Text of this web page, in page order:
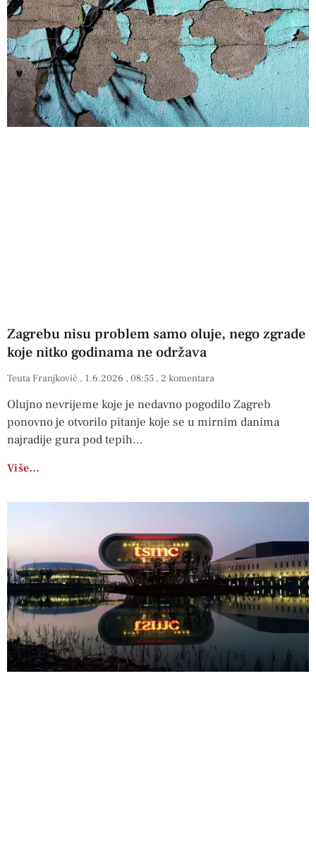
Zagrebu nisu problem samo oluje, nego zgrade
koje nitko godinama ne održava
Teuta Franjković 1.6.2026 08:55 2 komentara
Olujno nevrijeme koje je nedavno pogodilo Zagreb
ponovno je otvorilo pitanje koje se u mirnim danima
najradije gura pod tepih
Više…